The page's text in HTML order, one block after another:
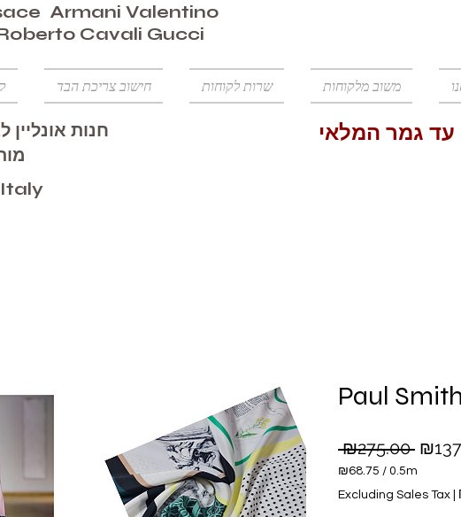
Armani Valentino
Cavali Gucci
חישוב צריכת הבד שרות לקוחות משוב מלקוחות
חנות
₪275.00
Price
₪68.75 / 0.5m
₪68.75
Excluding Sales Tax